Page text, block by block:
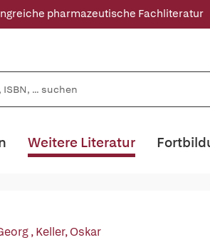
pharmazeutische Fachliteratur
Weitere Literatur
,Keller, Oskar